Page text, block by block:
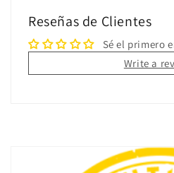
Reseñas de Clientes
Sé el primero
Write a